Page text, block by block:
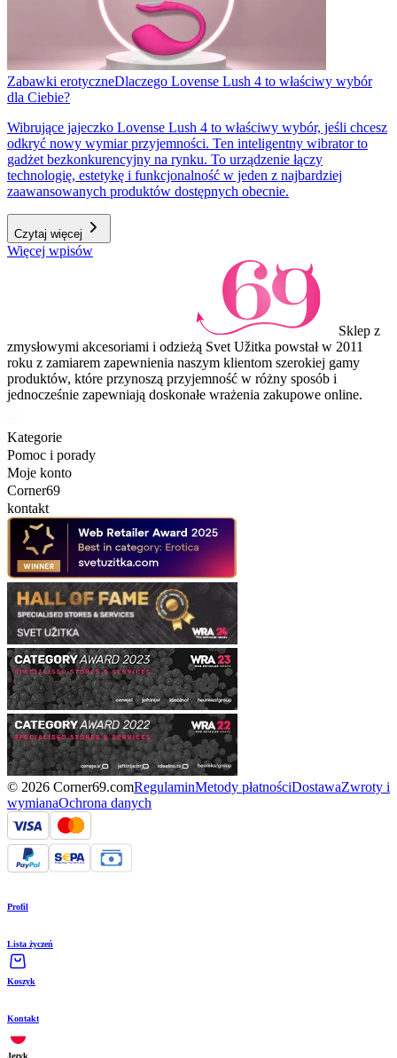
Zabawki erotyczneDlaczego Lovense Lush 4 to właściwy wybór
dla Ciebie?
Wibrujące jajeczko Lovense Lush 4 to właściwy wybór, jeśli chcesz
odkryć nowy wymiar przyjemności. Ten inteligentny wibrator to
gadżet bezkonkurencyjny na rynku. To urządzenie łączy
technologię, estetykę i funkcjonalność w jeden z najbardziej
zaawansowanych produktów dostępnych obecnie.
Czytaj więcej
Więcej wpisów
Sklep z
zmysłowymi akcesoriami i odzieżą Svet Užitka powstał w 2011
roku z zamiarem zapewnienia naszym klientom szerokiej gamy
produktów, które przynoszą przyjemność w różny sposób i
jednocześnie zapewniają doskonałe wrażenia zakupowe online.
Kategorie
Pomoc i porady
Moje konto
Corner69
kontakt
© 2026 Corner69.comRegulaminMetody płatnościDostawaZwroty i
wymianaOchrona danych
Profil
Lista życzeń
Koszyk
Kontakt
Język